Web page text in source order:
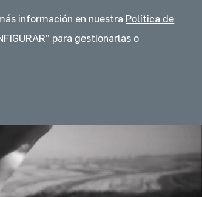
información en nuestra Política de
para gestionarlas o
de México
CONTACTO